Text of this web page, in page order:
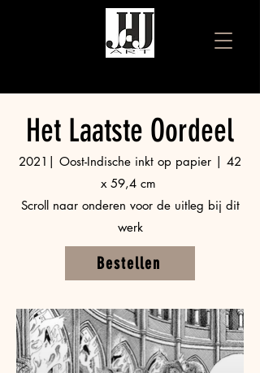
Het Laatste Oordeel
2021| Oost-Indische inkt op papier | 42
x 59,4 cm
Scroll naar onderen voor de uitleg bij dit
werk
Bestellen